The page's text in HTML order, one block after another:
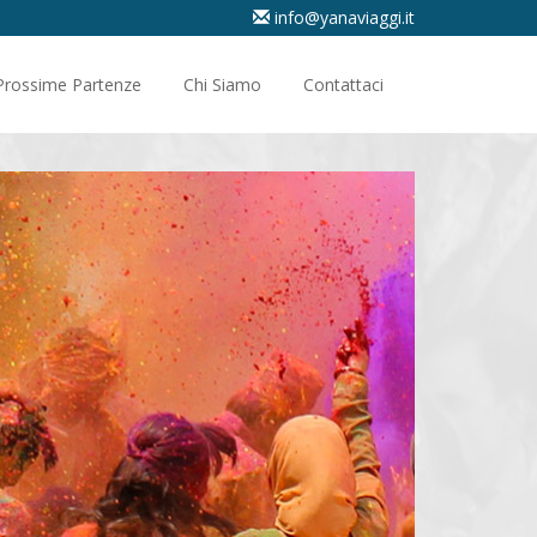
info@yanaviaggi.it
Partenze Chi Siamo Contattaci